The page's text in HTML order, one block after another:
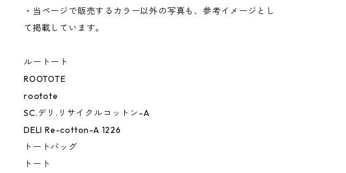
・当ページで販売するカラー以外の写真も、参考イメージとし
て掲載しています。
ルートート
ROOTOTE
rootote
SC.デリ.リサイクルコットン-A
DELI Re-cotton-A 1226
トートバッグ
トート